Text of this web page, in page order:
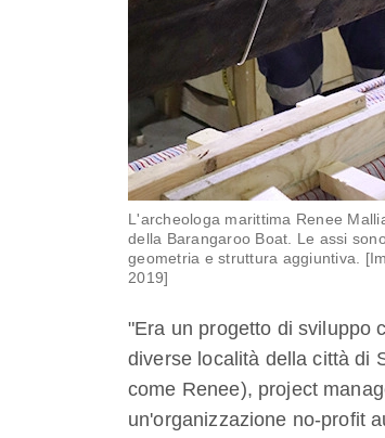
L'archeologa marittima Renee
della Barangaroo Boat. Le assi
geometria e struttura aggiuntiva.
2019]
"Era un progetto di sviluppo
diverse località della città di
come Renee), project
un'organizzazione no-profit